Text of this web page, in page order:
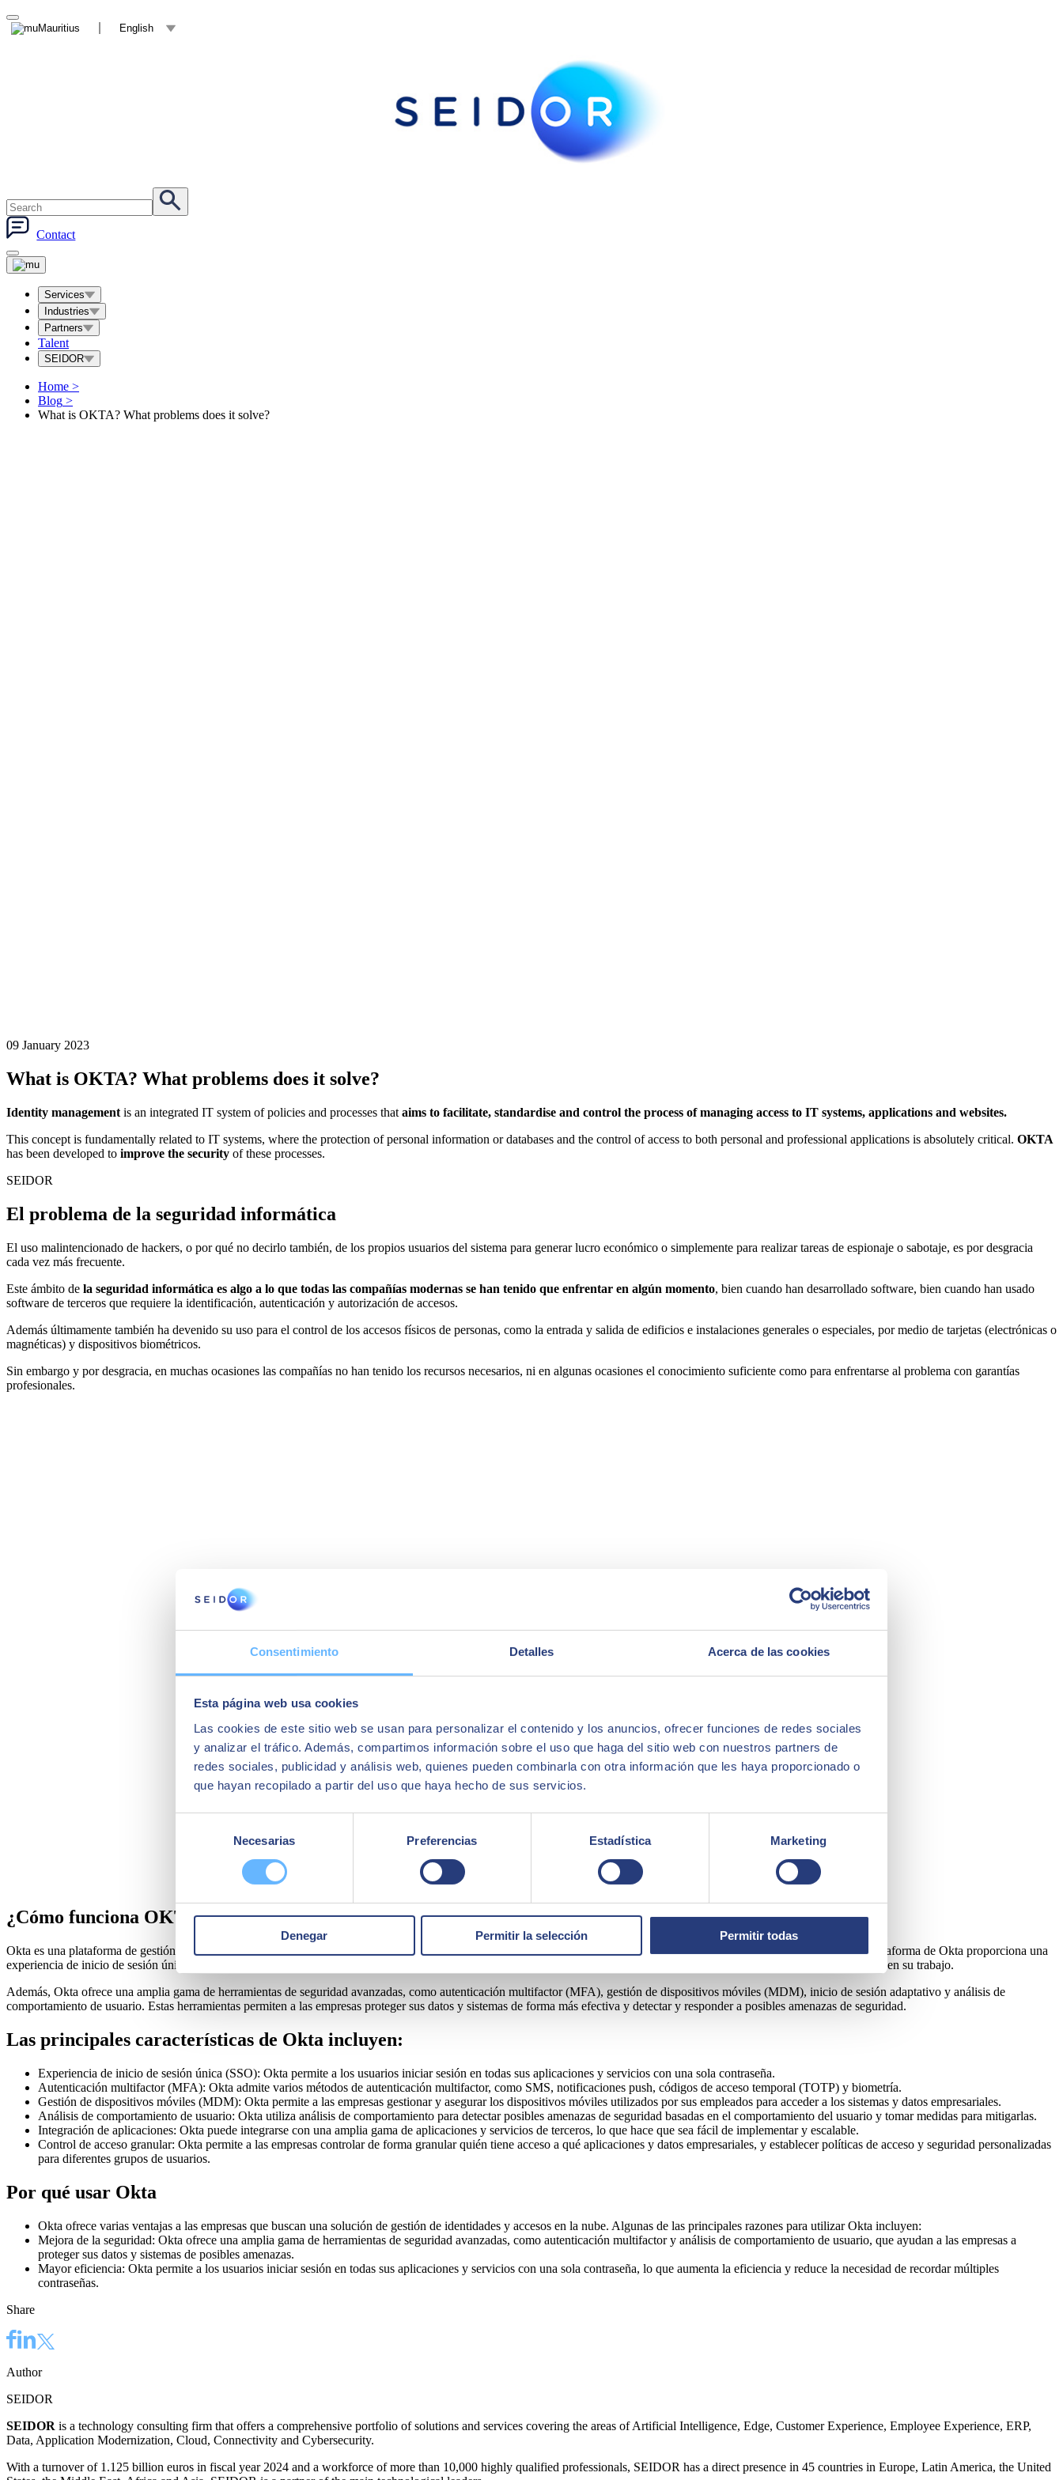
Consentimiento Detalles Acerca de las cookies
Esta página web usa cookies
Las cookies de este sitio web se usan para personalizar el contenido y los anuncios, ofrecer funciones de redes sociales
y analizar el tráfico. Además, compartimos información sobre el uso que haga del sitio web con nuestros partners de
redes sociales, publicidad y análisis web, quienes pueden combinarla con otra información que les haya proporcionado o
que hayan recopilado a partir del uso que haya hecho de sus servicios.
consentimiento
Necesarias Preferencias Estadística Marketing
Denegar Permitir la selección Permitir todas
Mauritius English
Contact
Services
Industries
Partners
Talent
SEIDOR
Home >
Blog >
What is OKTA? What problems does it solve?
09 January 2023
What is OKTA? What problems does it solve?
Identity management is an integrated IT system of policies and processes that aims to facilitate, standardise and control the process of managing access to IT systems, applications and websites.
This concept is fundamentally related to IT systems, where the protection of personal information or databases and the control of access to both personal and professional applications is absolutely critical. OKTA
has been developed to improve the security of these processes.
SEIDOR
El problema de la seguridad informática
El uso malintencionado de hackers, o por qué no decirlo también, de los propios usuarios del sistema para generar lucro económico o simplemente para realizar tareas de espionaje o sabotaje, es por desgracia
cada vez más frecuente.
Este ámbito de la seguridad informática es algo a lo que todas las compañías modernas se han tenido que enfrentar en algún momento, bien cuando han desarrollado software, bien cuando han usado
software de terceros que requiere la identificación, autenticación y autorización de accesos.
Además últimamente también ha devenido su uso para el control de los accesos físicos de personas, como la entrada y salida de edificios e instalaciones generales o especiales, por medio de tarjetas (electrónicas o
magnéticas) y dispositivos biométricos.
Sin embargo y por desgracia, en muchas ocasiones las compañías no han tenido los recursos necesarios, ni en algunas ocasiones el conocimiento suficiente como para enfrentarse al problema con garantías
profesionales.
¿Cómo funciona OKTA?
Okta es una plataforma de gestión de identidades y accesos en la nube que permite a las empresas controlar de forma centralizada el acceso a sus aplicaciones y servicios. La plataforma de Okta proporciona una
experiencia de inicio de sesión única (SSO), lo que significa que los usuarios solo necesitan recordar una contraseña para acceder a todas las aplicaciones y servicios que utilizan en su trabajo.
Además, Okta ofrece una amplia gama de herramientas de seguridad avanzadas, como autenticación multifactor (MFA), gestión de dispositivos móviles (MDM), inicio de sesión adaptativo y análisis de
comportamiento de usuario. Estas herramientas permiten a las empresas proteger sus datos y sistemas de forma más efectiva y detectar y responder a posibles amenazas de seguridad.
Las principales características de Okta incluyen:
Experiencia de inicio de sesión única (SSO): Okta permite a los usuarios iniciar sesión en todas sus aplicaciones y servicios con una sola contraseña.
Autenticación multifactor (MFA): Okta admite varios métodos de autenticación multifactor, como SMS, notificaciones push, códigos de acceso temporal (TOTP) y biometría.
Gestión de dispositivos móviles (MDM): Okta permite a las empresas gestionar y asegurar los dispositivos móviles utilizados por sus empleados para acceder a los sistemas y datos empresariales.
Análisis de comportamiento de usuario: Okta utiliza análisis de comportamiento para detectar posibles amenazas de seguridad basadas en el comportamiento del usuario y tomar medidas para mitigarlas.
Integración de aplicaciones: Okta puede integrarse con una amplia gama de aplicaciones y servicios de terceros, lo que hace que sea fácil de implementar y escalable.
Control de acceso granular: Okta permite a las empresas controlar de forma granular quién tiene acceso a qué aplicaciones y datos empresariales, y establecer políticas de acceso y seguridad personalizadas
para diferentes grupos de usuarios.
Por qué usar Okta
Okta ofrece varias ventajas a las empresas que buscan una solución de gestión de identidades y accesos en la nube. Algunas de las principales razones para utilizar Okta incluyen:
Mejora de la seguridad: Okta ofrece una amplia gama de herramientas de seguridad avanzadas, como autenticación multifactor y análisis de comportamiento de usuario, que ayudan a las empresas a
proteger sus datos y sistemas de posibles amenazas.
Mayor eficiencia: Okta permite a los usuarios iniciar sesión en todas sus aplicaciones y servicios con una sola contraseña, lo que aumenta la eficiencia y reduce la necesidad de recordar múltiples
contraseñas.
Share
Author
SEIDOR
SEIDOR is a technology consulting firm that offers a comprehensive portfolio of solutions and services covering the areas of Artificial Intelligence, Edge, Customer Experience, Employee Experience, ERP,
Data, Application Modernization, Cloud, Connectivity and Cybersecurity.
With a turnover of 1.125 billion euros in fiscal year 2024 and a workforce of more than 10,000 highly qualified professionals, SEIDOR has a direct presence in 45 countries in Europe, Latin America, the United